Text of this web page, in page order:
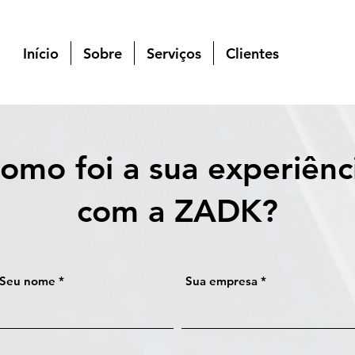
Início Sobre Serviços Clientes
foi a sua
com a ZADK?
Seu nome Sua empresa